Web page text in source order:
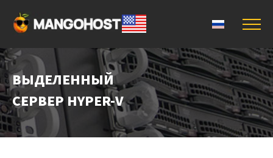
ВЫДЕЛЕННЫЙ
СЕРВЕР HYPER-V